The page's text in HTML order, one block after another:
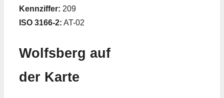
Kennziffer: 209
ISO 3166-2: AT-02
Wolfsberg auf
der Karte